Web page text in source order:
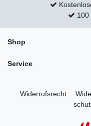
100
Shop
Service
Widerrufs­recht